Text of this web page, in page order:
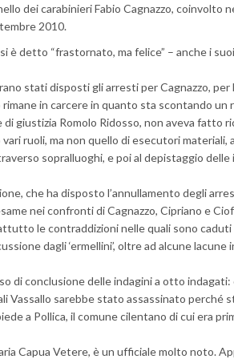
dei carabinieri Fabio Cagnazzo, coinvolto
2010.
è detto “frastornato, ma felice” – anche i
stati disposti gli arresti per Cagnazzo, per
in carcere in quanto sta scontando un
giustizia Romolo Ridosso, non aveva fatto
ruoli, ma non quello di esecutori materiali,
sopralluoghi, e poi al depistaggio delle
che ha disposto l’annullamento degli
nei confronti di Cagnazzo, Cipriano e
le contraddizioni nelle quali sono caduti
dagli ‘ermellini’, oltre ad alcune lacune
di conclusione delle indagini a otto
Vassallo sarebbe stato assassinato perché
a Pollica, il comune cilentano di cui era
Capua Vetere, è un ufficiale molto noto.